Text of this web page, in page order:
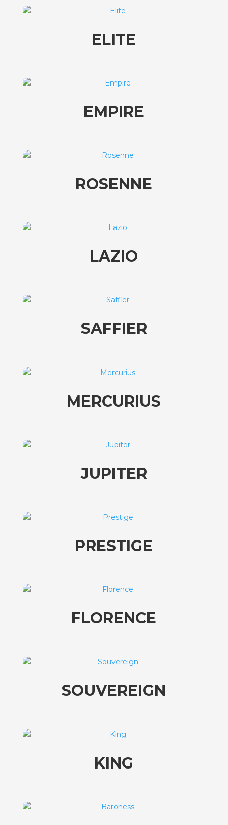
ELITE
EMPIRE
ROSENNE
LAZIO
SAFFIER
MERCURIUS
JUPITER
PRESTIGE
FLORENCE
SOUVEREIGN
KING